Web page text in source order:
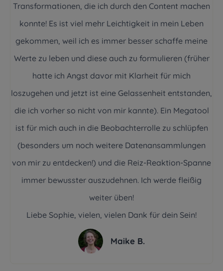
Transformationen, die ich durch den Content machen
konnte! Es ist viel mehr Leichtigkeit in mein Leben
gekommen, weil ich es immer besser schaffe meine
Werte zu leben und diese auch zu formulieren (früher
hatte ich Angst davor mit Klarheit für mich
loszugehen und jetzt ist eine Gelassenheit entstanden,
die ich vorher so nicht von mir kannte). Ein Megatool
ist für mich auch in die Beobachterrolle zu schlüpfen
(besonders um noch weitere Datenansammlungen
von mir zu entdecken!) und die Reiz-Reaktion-Spanne
immer bewusster auszudehnen. Ich werde fleißig
weiter üben!
Liebe Sophie, vielen, vielen Dank für dein Sein!
Maike B.